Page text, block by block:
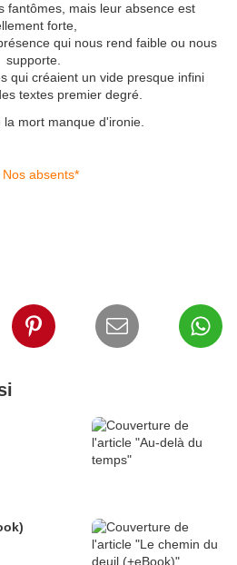
fantômes, mais leur absence est
forte,
qui nous rend faible ou nous
supporte.
qui créaient un vide presque infini
textes premier degré.
mort manque d'ironie.